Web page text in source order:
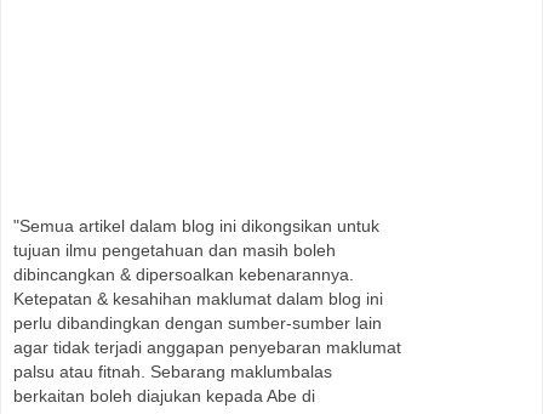
"Semua artikel dalam blog ini dikongsikan untuk
tujuan ilmu pengetahuan dan masih boleh
dibincangkan & dipersoalkan kebenarannya.
Ketepatan & kesahihan maklumat dalam blog ini
perlu dibandingkan dengan sumber-sumber lain
agar tidak terjadi anggapan penyebaran maklumat
palsu atau fitnah. Sebarang maklumbalas
berkaitan boleh diajukan kepada Abe di